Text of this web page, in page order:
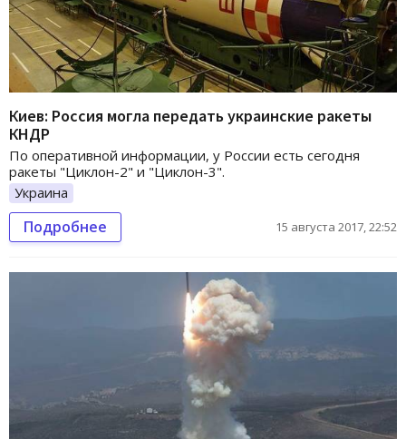
Киев: Россия могла передать украинские ракеты
КНДР
По оперативной информации, у России есть сегодня
ракеты "Циклон-2" и "Циклон-3".
Украина
Подробнее 15 августа 2017, 22:52